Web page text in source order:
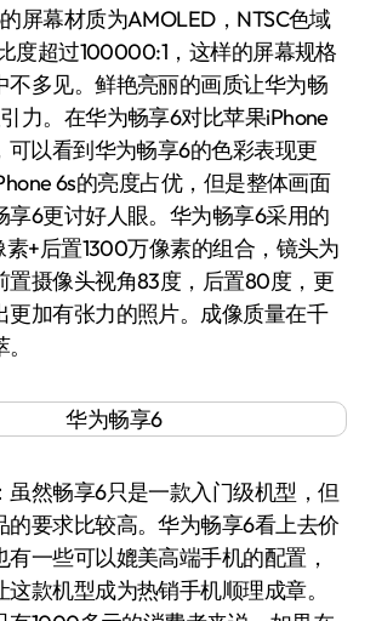
幕材质为AMOLED，NTSC色域
度超过100000:1，这样的屏幕规格
不多见。鲜艳亮丽的画质让华为畅
力。在华为畅享6对比苹果iPhone
可以看到华为畅享6的色彩表现更
6s的亮度占优，但是整体画面
享6更讨好人眼。华为畅享6采用的
+后置1300万像素的组合，镜头为
置摄像头视角83度，后置80度，更
更加有张力的照片。成像质量在千
然畅享6只是一款入门级机型，但
的要求比较高。华为畅享6看上去价
一些可以媲美高端手机的配置，
款机型成为热销手机顺理成章。